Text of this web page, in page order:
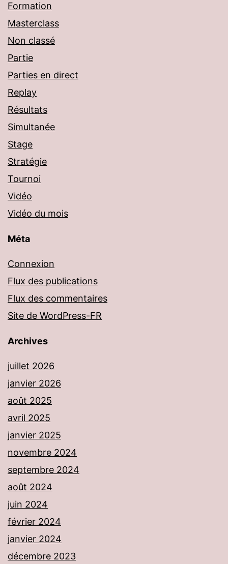
Formation
Masterclass
Non classé
Partie
Parties en direct
Replay
Résultats
Simultanée
Stage
Stratégie
Tournoi
Vidéo
Vidéo du mois
Méta
Connexion
Flux des publications
Flux des commentaires
Site de WordPress-FR
Archives
juillet 2026
janvier 2026
août 2025
avril 2025
janvier 2025
novembre 2024
septembre 2024
août 2024
juin 2024
février 2024
janvier 2024
décembre 2023